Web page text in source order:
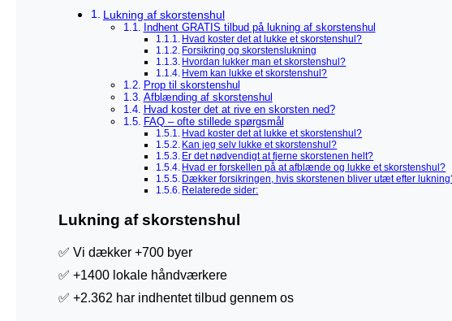
Lukning af skorstenshul
Indhent GRATIS tilbud på lukning af skorstenshul
Hvad koster det at lukke et skorstenshul?
Forsikring og skorstenslukning
Hvordan lukker man et skorstenshul?
Hvem kan lukke et skorstenshul?
Prop til skorstenshul
Afblænding af skorstenshul
Hvad koster det at rive en skorsten ned?
FAQ – ofte stillede spørgsmål
Hvad koster det at lukke et skorstenshul?
Kan jeg selv lukke et skorstenshul?
Er det nødvendigt at fjerne skorstenen helt?
Hvad er forskellen på at afblænde og lukke et skorstenshul?
Dækker forsikringen, hvis skorstenen bliver utæt efter
Relaterede sider:
Lukning af skorstenshul
✅ Vi dækker +700 byer
✅ +1400 lokale håndværkere
✅ +2.362 har indhentet tilbud gennem os